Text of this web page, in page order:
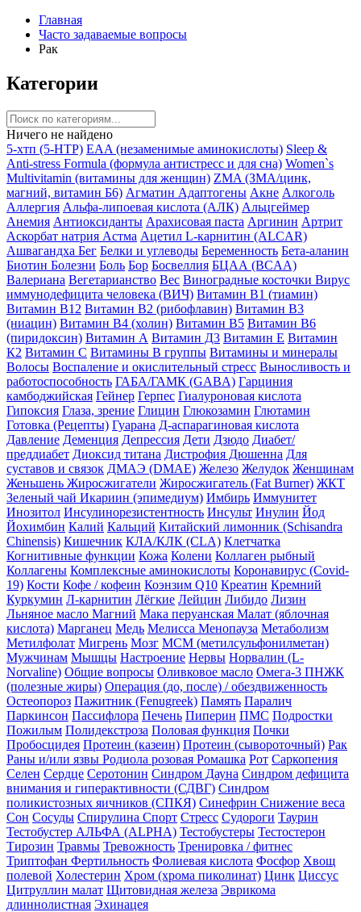
Главная
Часто задаваемые вопросы
Рак
Категории
Ничего не найдено
5-хтп (5-HTP) EAA (незаменимые аминокислоты) Sleep &
Anti-stress Formula (формула антистресс и для сна) Women`s
Multivitamin (витамины для женщин) ZMA (ЗМА/цинк,
магний, витамин Б6) Агматин Адаптогены Акне Алкоголь
Аллергия Альфа-липоевая кислота (АЛК) Альцгеймер
Анемия Антиоксиданты Арахисовая паста Аргинин Артрит
Аскорбат натрия Астма Ацетил L-карнитин (ALCAR)
Ашвагандха Бег Белки и углеводы Беременность Бета-аланин
Биотин Болезни Боль Бор Босвеллия БЦАА (BCAA)
Валериана Вегетарианство Вес Виноградные косточки Вирус
иммунодефицита человека (ВИЧ) Витамин B1 (тиамин)
Витамин B12 Витамин B2 (рибофлавин) Витамин B3
(ниацин) Витамин B4 (холин) Витамин B5 Витамин B6
(пиридоксин) Витамин А Витамин Д3 Витамин Е Витамин
К2 Витамин С Витамины B группы Витамины и минералы
Волосы Воспаление и окислительный стресс Выносливость и
работоспособность ГАБА/ГАМК (GABA) Гарциния
камбоджийская Гейнер Герпес Гиалуроновая кислота
Гипоксия Глаза, зрение Глицин Глюкозамин Глютамин
Готовка (Рецепты) Гуарана Д-аспарагиновая кислота
Давление Деменция Депрессия Дети Дзюдо Диабет/
преддиабет Диоксид титана Дистрофия Дюшенна Для
суставов и связок ДМАЭ (DMAE) Железо Желудок Женщинам
Женьшень Жиросжигатели Жиросжигатель (Fat Burner) ЖКТ
Зеленый чай Икариин (эпимедиум) Имбирь Иммунитет
Инозитол Инсулинорезистентность Инсульт Инулин Йод
Йохимбин Калий Кальций Китайский лимонник (Schisandra
Chinensis) Кишечник КЛА/КЛК (CLA) Клетчатка
Когнитивные функции Кожа Колени Коллаген рыбный
Коллагены Комплексные аминокислоты Коронавирус (Covid-
19) Кости Кофе / кофеин Коэнзим Q10 Креатин Кремний
Куркумин Л-карнитин Лёгкие Лейцин Либидо Лизин
Льняное масло Магний Мака перуанская Малат (яблочная
кислота) Марганец Медь Мелисса Менопауза Метаболизм
Метилфолат Мигрень Мозг МСМ (метилсульфонилметан)
Мужчинам Мышцы Настроение Нервы Норвалин (L-
Norvaline) Общие вопросы Оливковое масло Омега-3 ПНЖК
(полезные жиры) Операция (до, после) / обездвиженность
Остеопороз Пажитник (Fenugreek) Память Паралич
Паркинсон Пассифлора Печень Пиперин ПМС Подростки
Пожилым Полидекстроза Половая функция Почки
Пробосцидея Протеин (казеин) Протеин (сывороточный) Рак
Раны и/или язвы Родиола розовая Ромашка Рот Саркопения
Селен Сердце Серотонин Синдром Дауна Синдром дефицита
внимания и гиперактивности (СДВГ) Синдром
поликистозных яичников (СПКЯ) Синефрин Снижение веса
Сон Сосуды Спирулина Спорт Стресс Судороги Таурин
Тестобустер АЛЬФА (ALPHA) Тестобустеры Тестостерон
Тирозин Травмы Тревожность Тренировка / фитнес
Триптофан Фертильность Фолиевая кислота Фосфор Хвощ
полевой Холестерин Хром (хрома пиколинат) Цинк Циссус
Цитруллин малат Щитовидная железа Эврикома
длиннолистная Эхинацея